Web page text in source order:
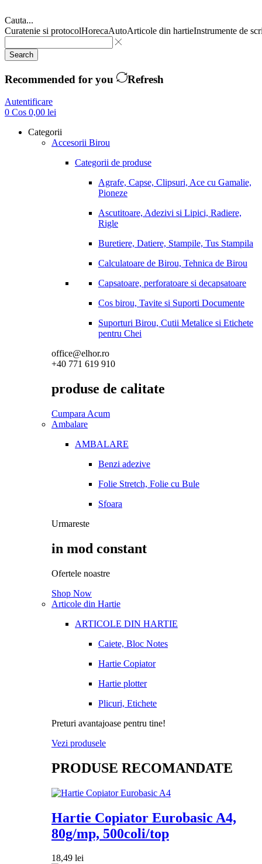
Cauta...
Curatenie si protocolHorecaAutoArticole din hartieInstrumente de
Search
Recommended for you Refresh
Autentificare
0 Cos 0,00 lei
Categorii
Accesorii Birou
Categorii de produse
Agrafe, Capse, Clipsuri, Ace cu Gamalie,
Pioneze
Ascutitoare, Adezivi si Lipici, Radiere,
Rigle
Buretiere, Datiere, Stampile, Tus Stampila
Calculatoare de Birou, Tehnica de Birou
Capsatoare, perforatoare si decapsatoare
Cos birou, Tavite si Suporti Documente
Suporturi Birou, Cutii Metalice si Etichete
pentru Chei
office@elhor.ro
+40 771 619 910
produse de calitate
Cumpara Acum
Ambalare
AMBALARE
Benzi adezive
Folie Stretch, Folie cu Bule
Sfoara
Urmareste
in mod constant
Ofertele noastre
Shop Now
Articole din Hartie
ARTICOLE DIN HARTIE
Caiete, Bloc Notes
Hartie Copiator
Hartie plotter
Plicuri, Etichete
Preturi avantajoase pentru tine!
Vezi produsele
PRODUSE RECOMANDATE
Hartie Copiator Eurobasic A4,
80g/mp, 500coli/top
18,49 lei